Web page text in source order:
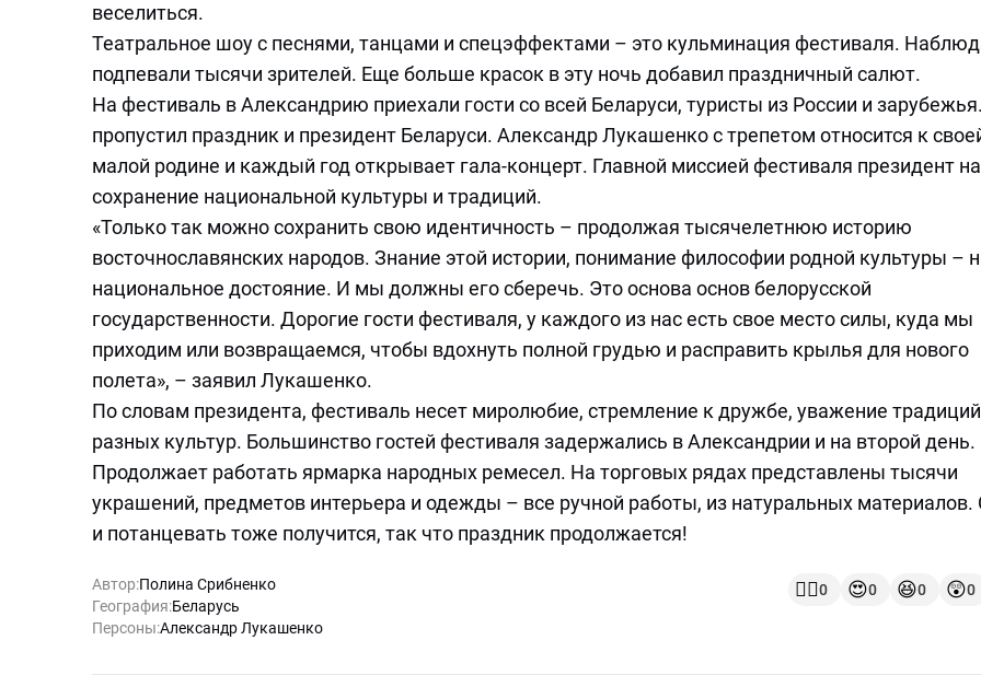
веселиться.
Театральное шоу с песнями, танцами и спецэффектами – это кульминация фестиваля.
подпевали тысячи зрителей. Еще больше красок в эту ночь добавил праздничный салют.
На фестиваль в Александрию приехали гости со всей Беларуси, туристы из России и
пропустил праздник и президент Беларуси. Александр Лукашенко с трепетом относится к
малой родине и каждый год открывает гала-концерт. Главной миссией фестиваля президент
сохранение национальной культуры и традиций.
«Только так можно сохранить свою идентичность – продолжая тысячелетнюю историю
восточнославянских народов. Знание этой истории, понимание философии родной культуры –
национальное достояние. И мы должны его сберечь. Это основа основ белорусской
государственности. Дорогие гости фестиваля, у каждого из нас есть свое место силы, куда мы
приходим или возвращаемся, чтобы вдохнуть полной грудью и расправить крылья для нового
полета», – заявил Лукашенко.
По словам президента, фестиваль несет миролюбие, стремление к дружбе, уважение традиций
разных культур. Большинство гостей фестиваля задержались в Александрии и на второй день.
Продолжает работать ярмарка народных ремесел. На торговых рядах представлены тысячи
украшений, предметов интерьера и одежды – все ручной работы, из натуральных материалов.
и потанцевать тоже получится, так что праздник продолжается!
Автор:Полина Срибненко
География:Беларусь
Персоны:Александр Лукашенко
👍🏻0 😍0 😆0 😲0